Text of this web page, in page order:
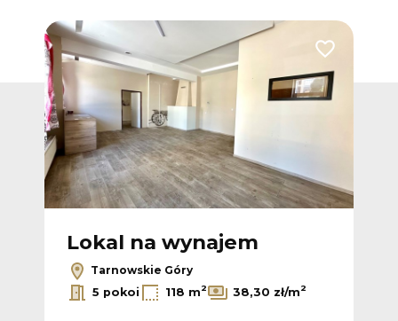
Dodaj do ulubionych Dodaj do
Lokal na wynajem
Tarnowskie Góry
5 pokoi
118 m2 38,30 zł/m2